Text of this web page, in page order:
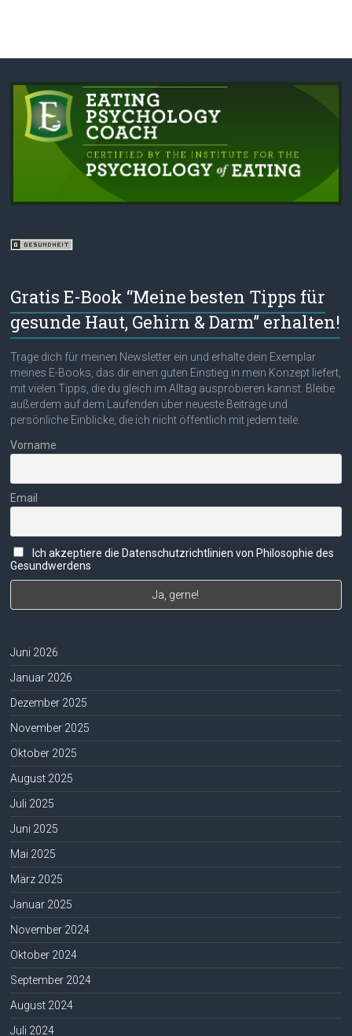
Gratis E-Book “Meine besten Tipps für
gesunde Haut, Gehirn & Darm” erhalten!
Trage dich für meinen Newsletter ein und erhalte dein Exemplar
meines E-Books, das dir einen guten Einstieg in mein Konzept liefert,
mit vielen Tipps, die du gleich im Alltag ausprobieren kannst. Bleibe
außerdem auf dem Laufenden über neueste Beiträge und
persönliche Einblicke, die ich nicht öffentlich mit jedem teile.
Vorname
Email
Ich akzeptiere die Datenschutzrichtlinien von Philosophie des
Gesundwerdens
Juni 2026
Januar 2026
Dezember 2025
November 2025
Oktober 2025
August 2025
Juli 2025
Juni 2025
Mai 2025
März 2025
Januar 2025
November 2024
Oktober 2024
September 2024
August 2024
Juli 2024